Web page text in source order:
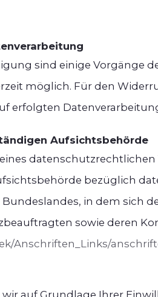
sind einige Vorgänge
möglich. Für den
erfolgten
Aufsichtsbehörde
bezüglich
in dem sich
sowie deren
Anschriften_Links/